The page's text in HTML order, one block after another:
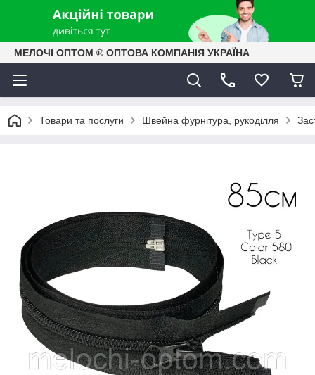
МЕЛОЧІ ОПТОМ ® ОПТОВА КОМПАНІЯ УКРАЇНА
Товари та послуги Швейна фурнітура, рукоділля